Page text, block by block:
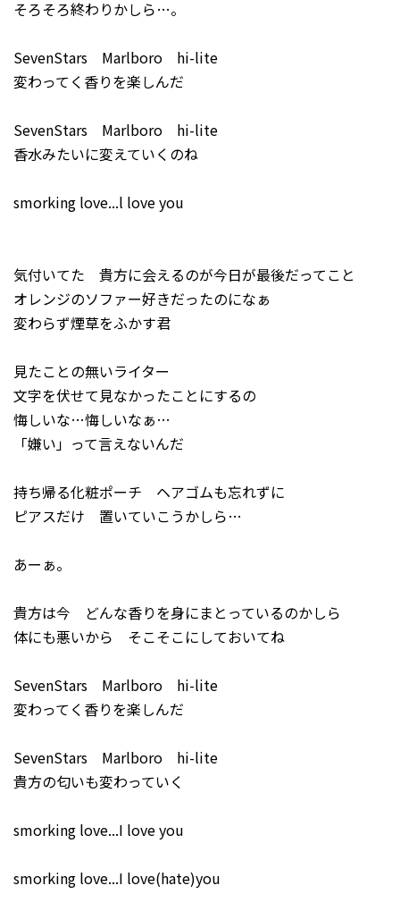
そろそろ終わりかしら…。
SevenStars Marlboro hi-lite
変わってく香りを楽しんだ
SevenStars Marlboro hi-lite
香水みたいに変えていくのね
smorking love...l love you
気付いてた 貴方に会えるのが今日が最後だってこと
オレンジのソファー好きだったのになぁ
変わらず煙草をふかす君
見たことの無いライター
文字を伏せて見なかったことにするの
悔しいな…悔しいなぁ…
「嫌い」って言えないんだ
持ち帰る化粧ポーチ ヘアゴムも忘れずに
ピアスだけ 置いていこうかしら…
あーぁ。
貴方は今 どんな香りを身にまとっているのかしら
体にも悪いから そこそこにしておいてね
SevenStars Marlboro hi-lite
変わってく香りを楽しんだ
SevenStars Marlboro hi-lite
貴方の匂いも変わっていく
smorking love...I love you
smorking love...I love(hate)you